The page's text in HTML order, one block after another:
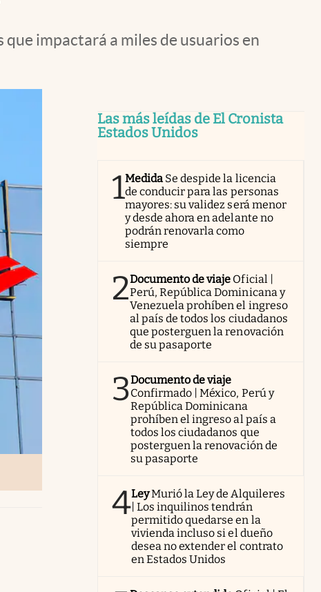
impactará a miles de usuarios en
Las más leídas de El Cronista
Estados Unidos
1Medida Se despide la licencia
de conducir para las personas
mayores: su validez será menor
y desde ahora en adelante no
podrán renovarla como
siempre
2Documento de viaje Oficial |
Perú, República Dominicana y
Venezuela prohíben el ingreso
al país de todos los ciudadanos
que posterguen la renovación
de su pasaporte
3Documento de viaje
Confirmado | México, Perú y
República Dominicana
prohíben el ingreso al país a
todos los ciudadanos que
posterguen la renovación de
su pasaporte
4LeyMurió la Ley de Alquileres
| Los inquilinos tendrán
permitido quedarse en la
vivienda incluso si el dueño
desea no extender el contrato
en Estados Unidos